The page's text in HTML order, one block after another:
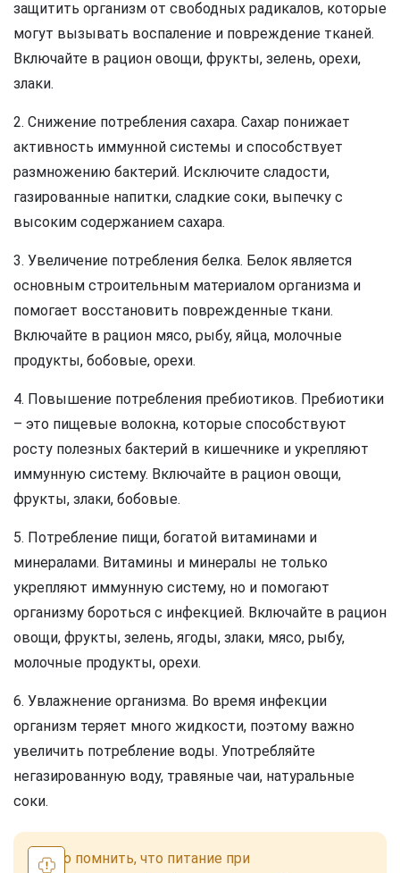
защитить организм от свободных радикалов, которые
могут вызывать воспаление и повреждение тканей.
Включайте в рацион овощи, фрукты, зелень, орехи,
злаки.
2. Снижение потребления сахара. Сахар понижает
активность иммунной системы и способствует
размножению бактерий. Исключите сладости,
газированные напитки, сладкие соки, выпечку с
высоким содержанием сахара.
3. Увеличение потребления белка. Белок является
основным строительным материалом организма и
помогает восстановить поврежденные ткани.
Включайте в рацион мясо, рыбу, яйца, молочные
продукты, бобовые, орехи.
4. Повышение потребления пребиотиков. Пребиотики
– это пищевые волокна, которые способствуют
росту полезных бактерий в кишечнике и укрепляют
иммунную систему. Включайте в рацион овощи,
фрукты, злаки, бобовые.
5. Потребление пищи, богатой витаминами и
минералами. Витамины и минералы не только
укрепляют иммунную систему, но и помогают
организму бороться с инфекцией. Включайте в рацион
овощи, фрукты, зелень, ягоды, злаки, мясо, рыбу,
молочные продукты, орехи.
6. Увлажнение организма. Во время инфекции
организм теряет много жидкости, поэтому важно
увеличить потребление воды. Употребляйте
негазированную воду, травяные чаи, натуральные
соки.
Важно помнить, что питание при